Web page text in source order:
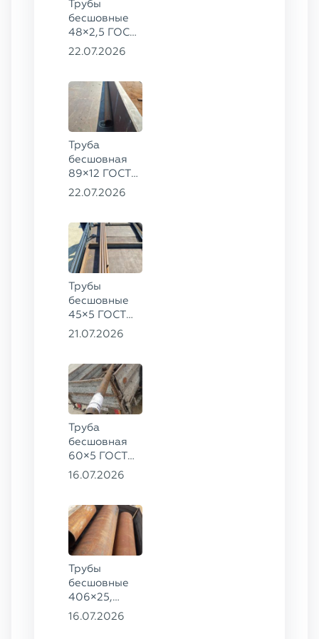
Трубы
бесшовные
48×2,5 ГОСТ
8734-75, ст.
22.07.2026
Труба
бесшовная
89×12 ГОСТ
8732-78, ст.
22.07.2026
Трубы
бесшовные
45×5 ГОСТ
8734-75, ст.
21.07.2026
Труба
бесшовная
60×5 ГОСТ
8732-78, ст.
16.07.2026
Трубы
бесшовные
406×25,
325×20,
16.07.2026